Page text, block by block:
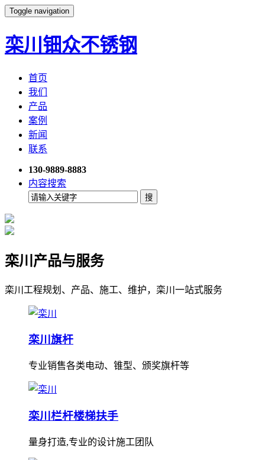
Toggle navigation
栾川钿众不锈钢
首页
我们
产品
案例
新闻
联系
130-9889-8883
内容搜索
栾川产品与服务
栾川工程规划、产品、施工、维护，栾川一站式服务
栾川旗杆
专业销售各类电动、锥型、颁奖旗杆等
栾川栏杆楼梯扶手
量身打造,专业的设计施工团队